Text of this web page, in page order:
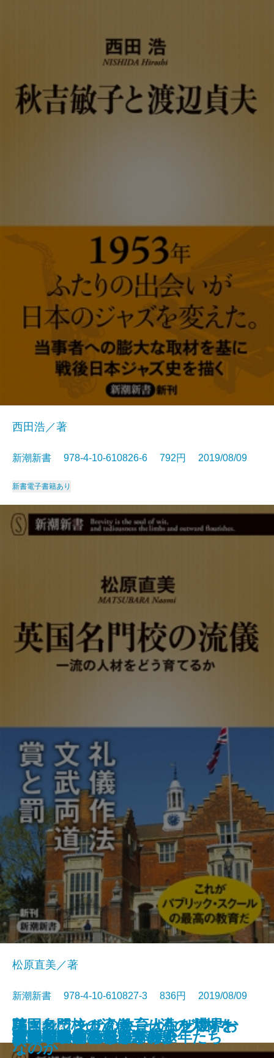
近代建築そもそも講義
騙されてませんか―人生を壊すお
金の「落とし穴」42―
老人の美学
AI救国論
この国のたたみ方
「面白い」のつくりかた
女系図でみる日本争乱史
野球消滅
秋吉敏子と渡辺貞夫
西田浩／著
新潮新書 978-4-10-610826-6 792円 2019/08/09
新書電子書籍あり
英国名門校の流儀―一流の人材を
どう育てるか―
松原直美／著
新潮新書 978-4-10-610827-3 836円 2019/08/09
新書電子書籍あり
ジャニーズは努力が9割
ケーキの切れない非行少年たち
世界の中心でAIをさけぶ
憲法学の病
国家を食べる
バッシング論
フィンランドの教育はなぜ世界一
なのか
新宿二丁目
ベストセラー伝説
ネトウヨとパヨク